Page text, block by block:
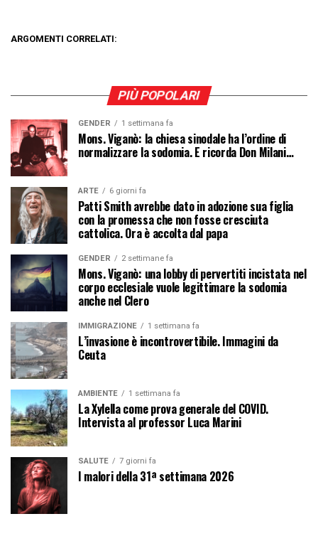
ARGOMENTI CORRELATI:
PIÙ POPOLARI
GENDER 1 settimana fa
Mons. Viganò: la chiesa sinodale ha l’ordine di
normalizzare la sodomia. E ricorda Don Milani…
ARTE 6 giorni fa
Patti Smith avrebbe dato in adozione sua figlia
con la promessa che non fosse cresciuta
cattolica. Ora è accolta dal papa
GENDER 2 settimane fa
Mons. Viganò: una lobby di pervertiti incistata nel
corpo ecclesiale vuole legittimare la sodomia
anche nel Clero
IMMIGRAZIONE 1 settimana fa
L’invasione è incontrovertibile. Immagini da
Ceuta
AMBIENTE 1 settimana fa
La Xylella come prova generale del COVID.
Intervista al professor Luca Marini
SALUTE 7 giorni fa
I malori della 31ª settimana 2026